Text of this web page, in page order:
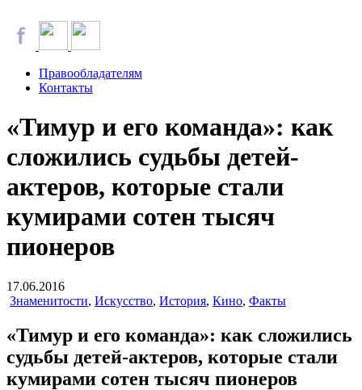
Правообладателям
Контакты
«Тимур и его команда»: как
сложились судьбы детей-
актеров, которые стали
кумирами сотен тысяч
пионеров
17.06.2016
Знаменитости, Искусство, История, Кино, Факты
«Тимур и его команда»: как сложились
судьбы детей-актеров, которые стали
кумирами сотен тысяч пионеров